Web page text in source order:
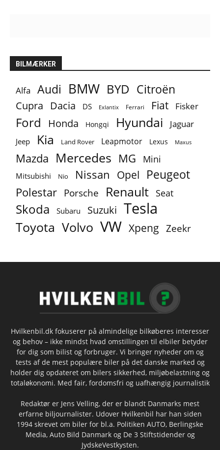
BILMÆRKER
Alfa Audi BMW BYD Citroën
Cupra Dacia DS Exlantix Ferrari Fiat Fisker
Ford Honda Hongqi Hyundai Jaguar
Jeep Kia Land Rover Leapmotor Lexus Maxus
Mazda Mercedes MG Mini
Mitsubishi Nio Nissan Opel Peugeot
Polestar Porsche Renault Seat
Skoda Subaru Suzuki Tesla
Toyota Volvo VW Xpeng Zeekr
Hvilkenbil.dk fokuserer på almindelige bilkøberes interesser
og behov – ikke mindst hvad omstillingen til elbiler betyder
for dig som bilist og forbruger. Vi bringer nyheder om og
tests af de mest populære biler på det danske marked og
holder dig opdateret om bilers sikkerhed, miljøbelastning og
totaløkonomi. Med fair, fordomsfri og uafhængig journalistik
Redaktør er Jens Velling, der er blandt Danmarks mest
erfarne biljournalister. Udover Hvilkenbil har han siden
1994 skrevet om biler for bl.a. Politiken AUTO, Berlingske
Media, Auto Bild Danmark og De 3 Stiftstidender og
JydskeVestkysten.